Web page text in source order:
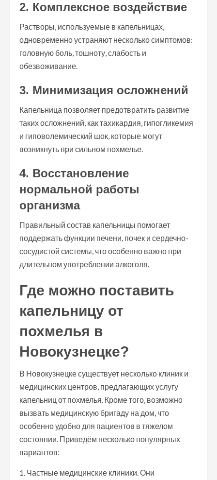
2. Комплексное воздействие
Растворы, используемые в капельницах,
одновременно устраняют несколько симптомов:
головную боль, тошноту, слабость и
обезвоживание.
3. Минимизация осложнений
Капельница позволяет предотвратить развитие
таких осложнений, как тахикардия, гипогликемия
и гиповолемический шок, которые могут
возникнуть при сильном похмелье.
4. Восстановление
нормальной работы
организма
Правильный состав капельницы помогает
поддержать функции печени, почек и сердечно-
сосудистой системы, что особенно важно при
длительном употреблении алкоголя.
Где можно поставить
капельницу от
похмелья в
Новокузнецке?
В Новокузнецке существует несколько клиник и
медицинских центров, предлагающих услугу
капельниц от похмелья. Кроме того, возможно
вызвать медицинскую бригаду на дом, что
особенно удобно для пациентов в тяжелом
состоянии. Приведём несколько популярных
вариантов:
1. Частные медицинские клиники. Они